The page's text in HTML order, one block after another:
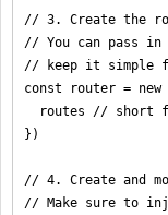
// 3. Create the
// You can pass
// keep it simple
const router = new
routes // short
})
// 4. Create and
// Make sure to